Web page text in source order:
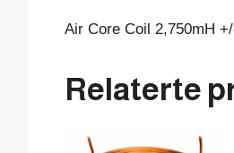
Air Core Coil 2,750mH
Relaterte